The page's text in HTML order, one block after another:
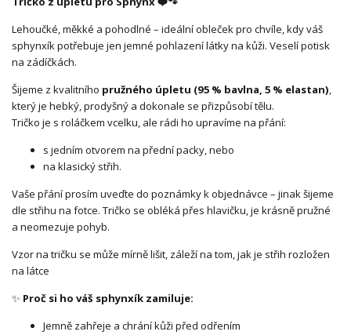
Lehoučké, měkké a pohodlné – ideální obleček pro chvíle, kdy váš
sphynxík potřebuje jen jemné pohlazení látky na kůži. Veselí potisk
na zádíčkách.
Šijeme z kvalitního pružného úpletu (95 % bavlna, 5 % elastan),
který je hebký, prodyšný a dokonale se přizpůsobí tělu.
Tričko je s roláčkem vcelku, ale rádi ho upravíme na přání:
s jedním otvorem na přední packy, nebo
na klasický střih.
Vaše přání prosím uveďte do poznámky k objednávce – jinak šijeme
dle střihu na fotce. Tričko se obléká přes hlavičku, je krásně pružné
a neomezuje pohyb.
Vzor na tričku se může mírně lišit, záleží na tom, jak je střih rozložen
na látce
✨ Proč si ho váš sphynxík zamiluje:
Jemně zahřeje a chrání kůži před odřením